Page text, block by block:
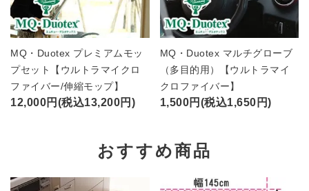
MQ・Duotex プレミアムモッ
プセット【ウルトラマイクロ
ファイバー/伸縮モップ】
12,000円(税込13,200円)
MQ・Duotex マルチグローブ
（多目的用）【ウルトラマイ
クロファイバー】
1,500円(税込1,650円)
おすすめ商品